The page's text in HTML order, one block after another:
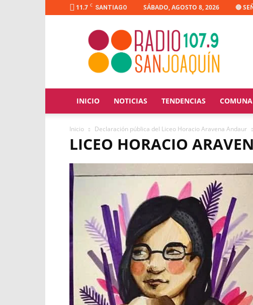
11.7 C SANTIAGO SÁBADO, AGOSTO 8, 2026 🔴
Radio
Joaquín
INICIO NOTICIAS TENDENCIAS COMUNA
Inicio Declaración pública del Liceo Horacio Aravena Andaur
LICEO HORACIO